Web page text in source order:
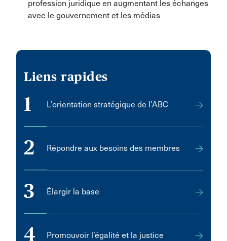
profession juridique en augmentant les échanges
avec le gouvernement et les médias
Liens rapides
1 L’orientation stratégique de l’ABC
2 Répondre aux besoins des membres
3 Élargir la base
4 Promouvoir l’égalité et la justice